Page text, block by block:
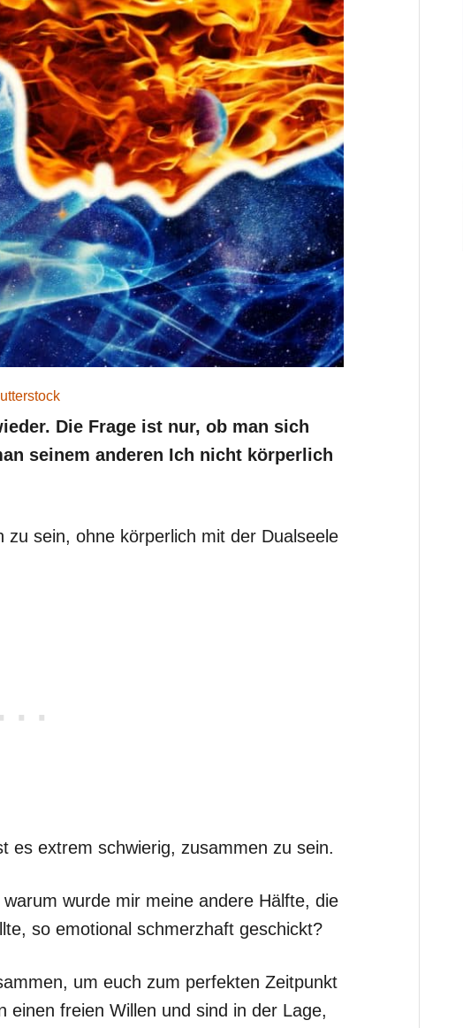
Die Frage ist nur, ob man sich
seinem anderen Ich nicht körperlich
sein, ohne körperlich mit der Dualseele
es extrem schwierig, zusammen zu sein.
wurde mir meine andere Hälfte, die
so emotional schmerzhaft geschickt?
um euch zum perfekten Zeitpunkt
einen freien Willen und sind in der Lage,